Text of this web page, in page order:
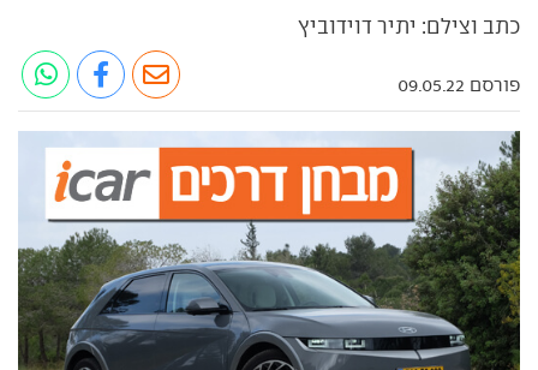
כתב וצילם: יתיר דוידוביץ
פורסם 09.05.22